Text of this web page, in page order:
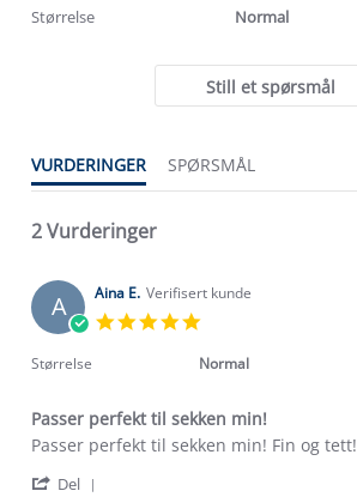
Størrelse Normal
Still et spørsmål
VURDERINGER SPØRSMÅL
2 Vurderinger
A Aina E. Verifisert kunde
rating
Størrelse Normal
Passer perfekt til sekken min!
Review
Aina
review
Passer
Passer perfekt til sekken min! Fin og tett!
Del